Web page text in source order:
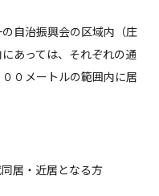
自治振興会の区域内（庄
あっては、それぞれの通
０メートルの範囲内に居
居・近居となる方